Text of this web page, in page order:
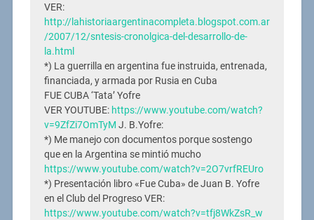
VER:
http://lahistoriaargentinacompleta.blogspot.com.ar
/2007/12/sntesis-cronolgica-del-desarrollo-de-
la.html
*) La guerrilla en argentina fue instruida, entrenada,
financiada, y armada por Rusia en Cuba
FUE CUBA ‘Tata’ Yofre
VER YOUTUBE: https://www.youtube.com/watch?
v=9ZfZi7OmTyM J. B.Yofre:
*) Me manejo con documentos porque sostengo
que en la Argentina se mintió mucho
https://www.youtube.com/watch?v=2O7vrfREUro
*) Presentación libro «Fue Cuba» de Juan B. Yofre
en el Club del Progreso VER:
https://www.youtube.com/watch?v=tfj8WkZsR_w